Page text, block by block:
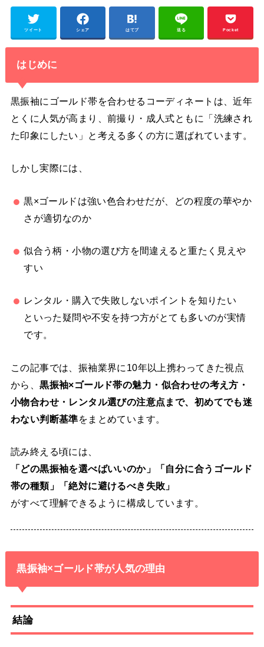
ツイート シェア はてブ 送る Pocket
はじめに
黒振袖にゴールド帯を合わせるコーディネートは、近年
とくに人気が高まり、前撮り・成人式ともに「洗練され
た印象にしたい」と考える多くの方に選ばれています。
しかし実際には、
黒×ゴールドは強い色合わせだが、どの程度の華やか
さが適切なのか
似合う柄・小物の選び方を間違えると重たく見えや
すい
レンタル・購入で失敗しないポイントを知りたい
といった疑問や不安を持つ方がとても多いのが実情
です。
この記事では、振袖業界に10年以上携わってきた視点
から、黒振袖×ゴールド帯の魅力・似合わせの考え方・
小物合わせ・レンタル選びの注意点まで、初めてでも迷
わない判断基準をまとめています。
読み終える頃には、
「どの黒振袖を選べばいいのか」「自分に合うゴールド
帯の種類」「絶対に避けるべき失敗」
がすべて理解できるように構成しています。
黒振袖×ゴールド帯が人気の理由
結論